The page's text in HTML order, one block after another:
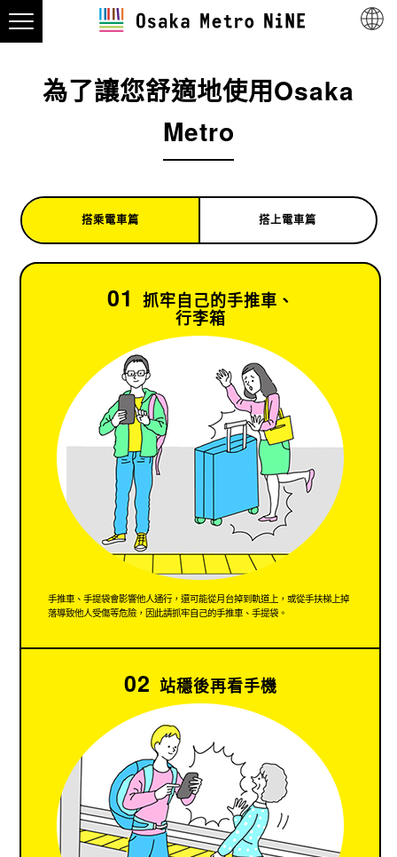
為了讓您舒適地使用Osaka
Metro
搭乘電車篇 搭上電車篇
01
抓牢自己的手推車、
行李箱
手推車、手提袋會影響他人通行，還可能從月台掉到軌道上，或從手扶梯上掉
落導致他人受傷等危險，因此請抓牢自己的手推車、手提袋。
02 站穩後再看手機